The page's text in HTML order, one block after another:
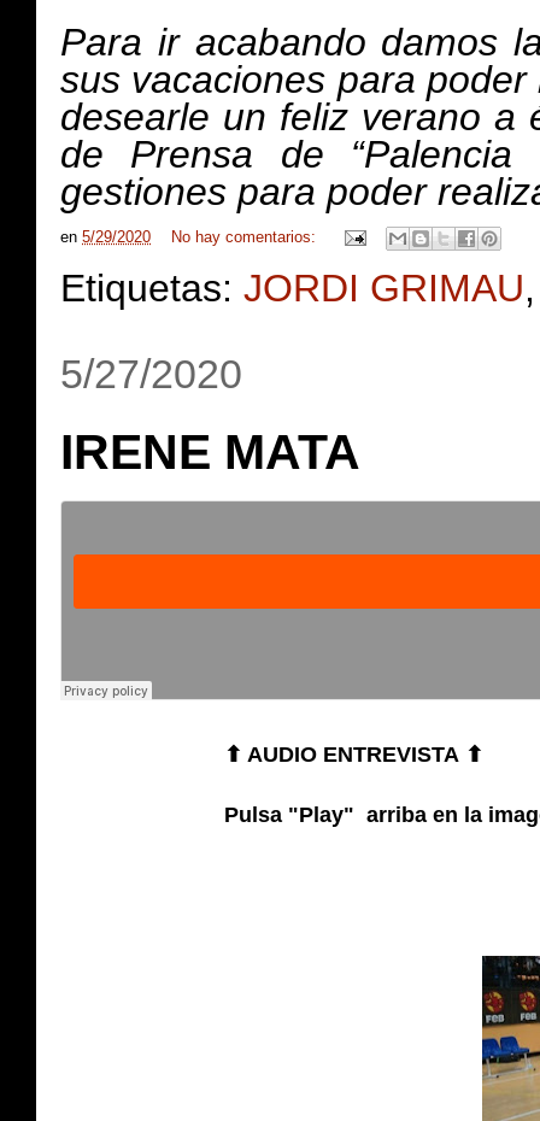
Para ir acabando damos
sus vacaciones para
desearle un feliz verano a
de Prensa de “Palencia
gestiones para poder
en 5/29/2020 No hay comentarios:
Etiquetas: JORDI GRIMAU
5/27/2020
IRENE MATA
⬆ AUDIO ENTREVISTA ⬆
Pulsa "Play" arriba en la